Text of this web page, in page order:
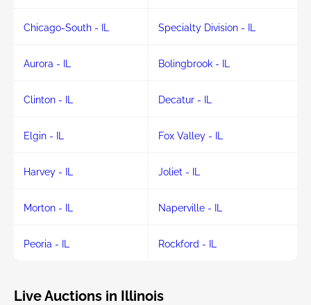
Chicago-South - IL Specialty Division - IL
Aurora - IL Bolingbrook - IL
Clinton - IL Decatur - IL
Elgin - IL Fox Valley - IL
Harvey - IL Joliet - IL
Morton - IL Naperville - IL
Peoria - IL Rockford - IL
Live Auctions in Illinois